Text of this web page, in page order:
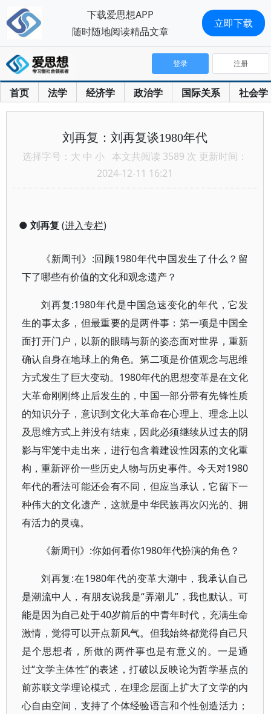
首页 法学 经济学 政治学 国际关系 社会学
登录 注册
刘再复：刘再复谈1980年代
选择字号： 大 中 小 本文共阅读 3589 次 更新时间：
2024-12-11 16:21
● 刘再复 (进入专栏)
《新周刊》:回顾1980年代中国发生了什么？留
下了哪些有价值的文化和观念遗产？
刘再复:1980年代是中国急速变化的年代，它发
生的事太多，但最重要的是两件事：第一项是中国全
面打开门户，以新的眼睛与新的姿态面对世界，重新
确认自身在地球上的角色。第二项是价值观念与思维
方式发生了巨大变动。1980年代的思想变革是在文化
大革命刚刚终止后发生的，中国一部分带有先锋性质
的知识分子，意识到文化大革命在心理上、理念上以
及思维方式上并没有结束，因此必须继续从过去的阴
影与牢笼中走出来，进行包含着建设性因素的文化重
构，重新评价一些历史人物与历史事件。今天对1980
年代的看法可能还会有不同，但应当承认，它留下一
种伟大的文化遗产，这就是中华民族再次闪光的、拥
有活力的灵魂。
《新周刊》:你如何看你1980年代扮演的角色？
刘再复:在1980年代的变革大潮中，我承认自己
是潮流中人，有朋友说我是“弄潮儿”，我也默认。可
能是因为自己处于40岁前后的中青年时代，充满生命
激情，觉得可以开点新风气。但我始终都觉得自己只
是个思想者，所做的两件事也是有意义的。一是通
过“文学主体性”的表述，打破以反映论为哲学基点的
前苏联文学理论模式，在理念层面上扩大了文学的内
心自由空间，支持了个体经验语言和个性创造活力；
下载爱思想APP
随时随地阅读精品文章
立即下载